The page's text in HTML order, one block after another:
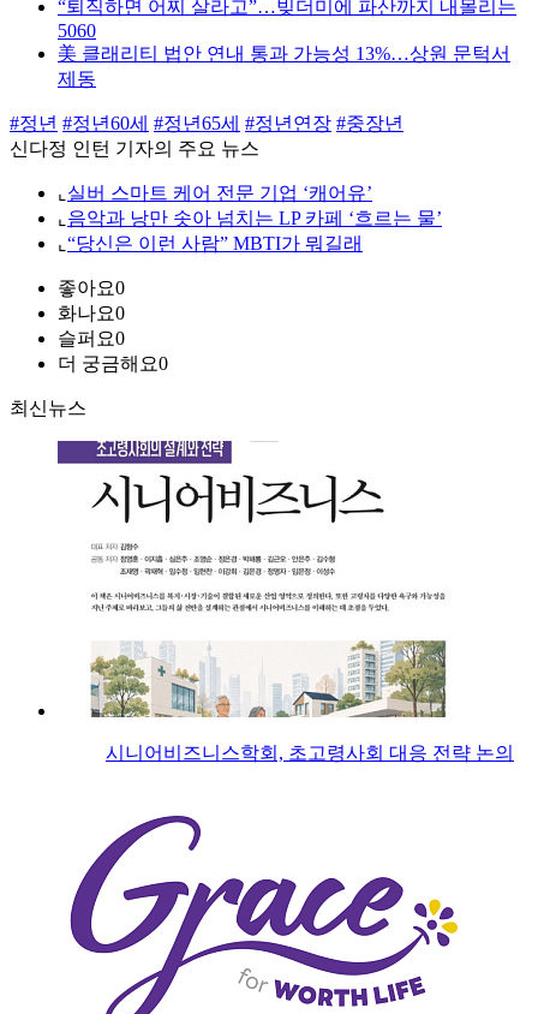
“퇴직하면 어찌 살라고”…빚더미에 파산까지 내몰리는
5060
美 클래리티 법안 연내 통과 가능성 13%…상원 문턱서
제동
#정년 #정년60세 #정년65세 #정년연장 #중장년
신다정 인턴 기자의 주요 뉴스
⌞ 실버 스마트 케어 전문 기업 ‘캐어유’
⌞ 음악과 낭만 솟아 넘치는 LP 카페 ‘흐르는 물’
⌞ “당신은 이런 사람” MBTI가 뭐길래
좋아요0
화나요0
슬퍼요0
더 궁금해요0
최신뉴스
시니어비즈니스학회, 초고령사회 대응 전략 논의